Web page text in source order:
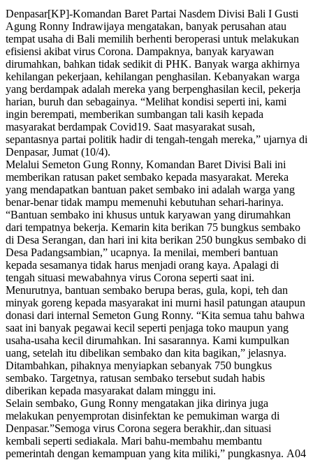
Share
Denpasar[KP]-Komandan Baret Partai Nasdem Divisi Bali I Gusti
Agung Ronny Indrawijaya mengatakan, banyak perusahan atau
tempat usaha di Bali memilih berhenti beroperasi untuk melakukan
efisiensi akibat virus Corona. Dampaknya, banyak karyawan
dirumahkan, bahkan tidak sedikit di PHK. Banyak warga akhirnya
kehilangan pekerjaan, kehilangan penghasilan. Kebanyakan warga
yang berdampak adalah mereka yang berpenghasilan kecil, pekerja
harian, buruh dan sebagainya. “Melihat kondisi seperti ini, kami
ingin berempati, memberikan sumbangan tali kasih kepada
masyarakat berdampak Covid19. Saat masyarakat susah,
sepantasnya partai politik hadir di tengah-tengah mereka,” ujarnya di
Denpasar, Jumat (10/4).
Melalui Semeton Gung Ronny, Komandan Baret Divisi Bali ini
memberikan ratusan paket sembako kepada masyarakat. Mereka
yang mendapatkan bantuan paket sembako ini adalah warga yang
benar-benar tidak mampu memenuhi kebutuhan sehari-harinya.
“Bantuan sembako ini khusus untuk karyawan yang dirumahkan
dari tempatnya bekerja. Kemarin kita berikan 75 bungkus sembako
di Desa Serangan, dan hari ini kita berikan 250 bungkus sembako di
Desa Padangsambian,” ucapnya. Ia menilai, memberi bantuan
kepada sesamanya tidak harus menjadi orang kaya. Apalagi di
tengah situasi mewabahnya virus Corona seperti saat ini.
Menurutnya, bantuan sembako berupa beras, gula, kopi, teh dan
minyak goreng kepada masyarakat ini murni hasil patungan ataupun
donasi dari internal Semeton Gung Ronny. “Kita semua tahu bahwa
saat ini banyak pegawai kecil seperti penjaga toko maupun yang
usaha-usaha kecil dirumahkan. Ini sasarannya. Kami kumpulkan
uang, setelah itu dibelikan sembako dan kita bagikan,” jelasnya.
Ditambahkan, pihaknya menyiapkan sebanyak 750 bungkus
sembako. Targetnya, ratusan sembako tersebut sudah habis
diberikan kepada masyarakat dalam minggu ini.
Selain sembako, Gung Ronny mengatakan jika dirinya juga
melakukan penyemprotan disinfektan ke pemukiman warga di
Denpasar.”Semoga virus Corona segera berakhir,.dan situasi
kembali seperti sediakala. Mari bahu-membahu membantu
pemerintah dengan kemampuan yang kita miliki,” pungkasnya. A04